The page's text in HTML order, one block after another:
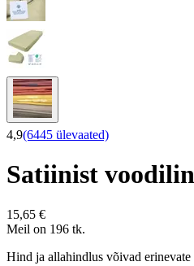
4,9(6445 ülevaated)
Satiinist
15,65 €
Meil on 196 tk.
Hind ja allahindlus võivad